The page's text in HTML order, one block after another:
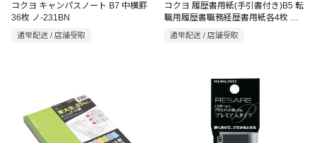
コクヨ キャンパスノート B7 中横罫
36枚 ノ-231BN
通常配送 / 店舗受取
コクヨ 履歴書用紙(手引書付き)B5 転
職用履歴書職務経歴書用紙各4枚 シ
ン-36
通常配送 / 店舗受取